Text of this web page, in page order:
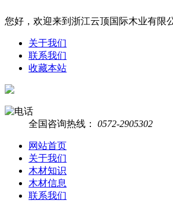
您好，欢迎来到浙江云顶国际木业有限
关于我们
联系我们
收藏本站
全国咨询热线： 0572-2905302
网站首页
关于我们
木材知识
木材信息
联系我们